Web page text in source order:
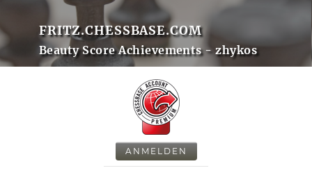
FRITZ.CHESSBASE.COM
Beauty Score Achievements - zhykos
ANMELDEN